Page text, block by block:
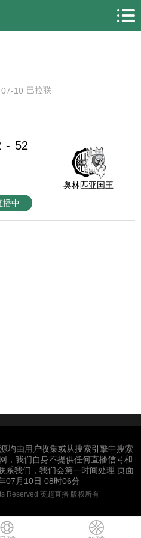
07-10 巴拉联
- 52
奥林匹亚国王
播中
均由用户收集或从搜索引擎中搜索
，我们自身不提供任何直播信号和
系我们，我们会第一时间处理 页面
07月10日 08时06分
Reserved 英超直播 版权所有